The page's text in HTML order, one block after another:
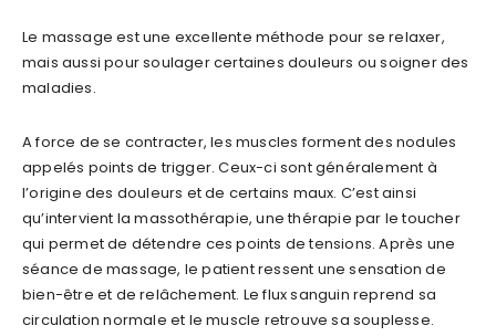
Le massage est une excellente méthode pour se relaxer,
mais aussi pour soulager certaines douleurs ou soigner des
maladies.
A force de se contracter, les muscles forment des nodules
appelés points de trigger. Ceux-ci sont généralement à
l’origine des douleurs et de certains maux. C’est ainsi
qu’intervient la massothérapie, une thérapie par le toucher
qui permet de détendre ces points de tensions. Après une
séance de massage, le patient ressent une sensation de
bien-être et de relâchement. Le flux sanguin reprend sa
circulation normale et le muscle retrouve sa souplesse.